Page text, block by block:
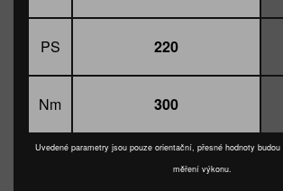
PS 220
Nm 300
Uvedené parametry jsou pouze orientační, přesné hodnoty
měření výkonu.